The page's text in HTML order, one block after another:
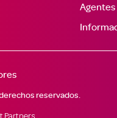
reservados.